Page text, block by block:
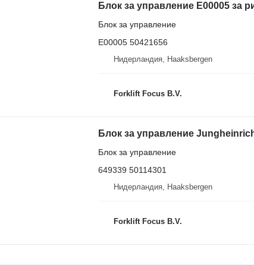
Блок за управление E00005 за
Блок за управление
E00005 50421656
Нидерландия, Haaksbergen
Forklift Focus B.V.
Блок за управление
649339 50114301
Нидерландия, Haaksbergen
Forklift Focus B.V.